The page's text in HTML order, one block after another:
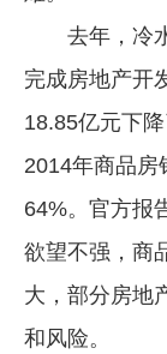
去年，冷水
完成房地产开
18.85亿元下
2014年商品房
64%。官方报
欲望不强，商
大，部分房地
和风险。